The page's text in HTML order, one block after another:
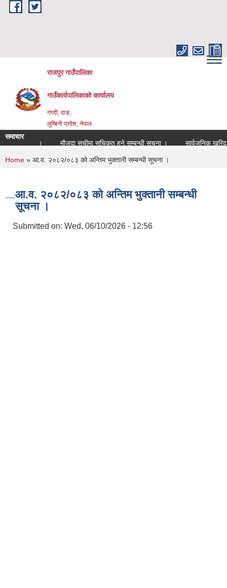
Skip to main content
राजपुर गाउँपालिका
गाउँकार्यपालिकाको कार्यालय
गंगदी, दाङ,
लुम्बिनी प्रदेश, नेपाल
समाचार
मौजुदा सूचीमा सुचिकृत हुने सम्बन्धी सूचना । सार्वजनिक
You are here
Home » आ.व. २०८२/०८३ को अन्तिम भुक्तानी सम्बन्धी सूचना ।
आ.व. २०८२/०८३ को अन्तिम भुक्तानी सम्बन्धी
सूचना ।
Submitted on: Wed, 06/10/2026 - 12:56